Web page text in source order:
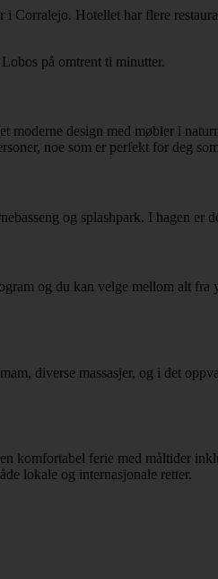
Hotellet har flere
på omtrent ti minutter.
design med møbler i
noe som er perfekt for deg
og splashpark. I hagen er
og du kan velge mellom alt fra
diverse massasjer, og i det
komfortabel ferie med måltider
lokale og internasjonale retter.